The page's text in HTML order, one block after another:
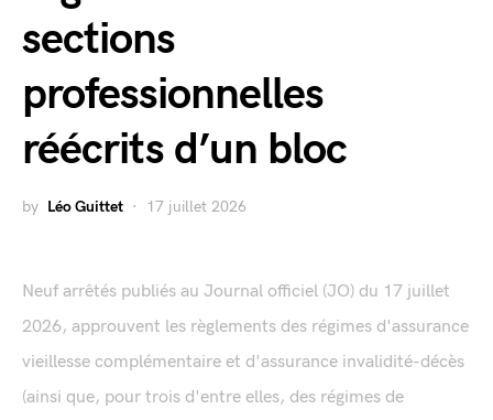
sections
professionnelles
réécrits d’un bloc
by Léo Guittet 17 juillet 2026
Neuf arrêtés publiés au Journal officiel (JO) du 17 juillet
2026, approuvent les règlements des régimes d'assurance
vieillesse complémentaire et d'assurance invalidité-décès
(ainsi que, pour trois d'entre elles, des régimes de